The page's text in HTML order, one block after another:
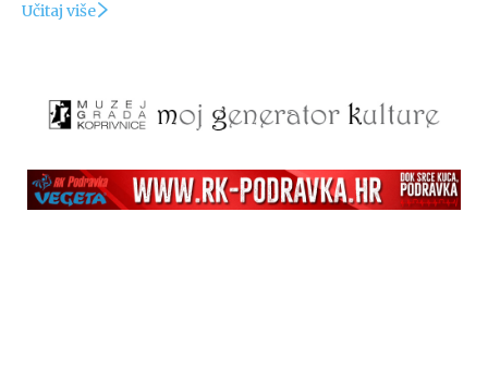
Učitaj više